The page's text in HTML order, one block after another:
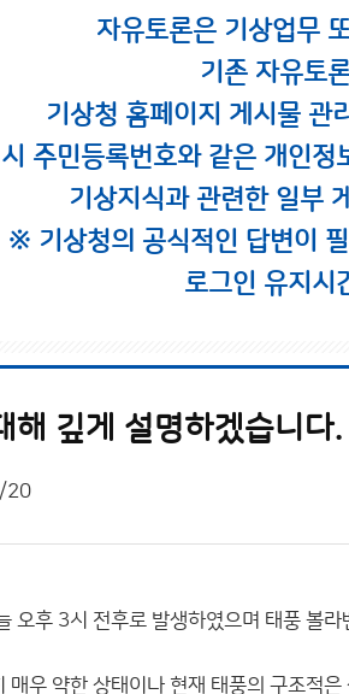
자유토론은 기상업무
기존 자유토
기상청 홈페이지 게시물 관
주민등록번호와 같은 개인
기상지식과 관련한 일부
※ 기상청의 공식적인 답변이
로그인 유지시
해 깊게 설명하겠습니다.
20
오후 3시 전후로 발생하였으며 태풍 볼
매우 약한 상태이나 현재 태풍의 구조적